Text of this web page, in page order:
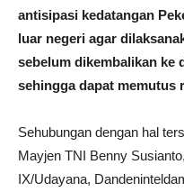
antisipasi kedatangan
luar negeri agar
sebelum dikembalikan ke
sehingga dapat memutus
Sehubungan dengan hal
Mayjen TNI Benny
IX/Udayana,